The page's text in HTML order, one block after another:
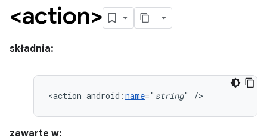
<action>
składnia:
<action android:name=" string" />
zawarte w: